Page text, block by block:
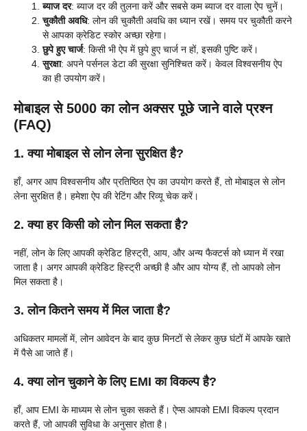
ब्याज दर: ब्याज दर की तुलना करें और सबसे कम ब्याज दर वाला ऐप चुनें।
चुकौती अवधि: लोन की चुकौती अवधि का ध्यान रखें। समय पर चुकौती करने
से आपका क्रेडिट स्कोर अच्छा रहेगा।
छुपे हुए चार्ज: किसी भी ऐप में छुपे हुए चार्ज न हों, इसकी पुष्टि करें।
सुरक्षा: अपने पर्सनल डेटा की सुरक्षा सुनिश्चित करें। केवल विश्वसनीय ऐप
का ही उपयोग करें।
मोबाइल से 5000 का लोन अक्सर पूछे जाने वाले प्रश्न
(FAQ)
1. क्या मोबाइल से लोन लेना सुरक्षित है?
हाँ, अगर आप विश्वसनीय और प्रतिष्ठित ऐप का उपयोग करते हैं, तो मोबाइल से लोन
लेना सुरक्षित है। हमेशा ऐप की रेटिंग और रिव्यू चेक करें।
2. क्या हर किसी को लोन मिल सकता है?
नहीं, लोन के लिए आपकी क्रेडिट हिस्ट्री, आय, और अन्य फैक्टर्स को ध्यान में रखा
जाता है। अगर आपकी क्रेडिट हिस्ट्री अच्छी है और आप योग्य हैं, तो आपको लोन
मिल सकता है।
3. लोन कितने समय में मिल जाता है?
अधिकतर मामलों में, लोन आवेदन के बाद कुछ मिनटों से लेकर कुछ घंटों में आपके खाते
में पैसे आ जाते हैं।
4. क्या लोन चुकाने के लिए EMI का विकल्प है?
हाँ, आप EMI के माध्यम से लोन चुका सकते हैं। ऐप्स आपको EMI विकल्प प्रदान
करते हैं, जो आपकी सुविधा के अनुसार होता है।